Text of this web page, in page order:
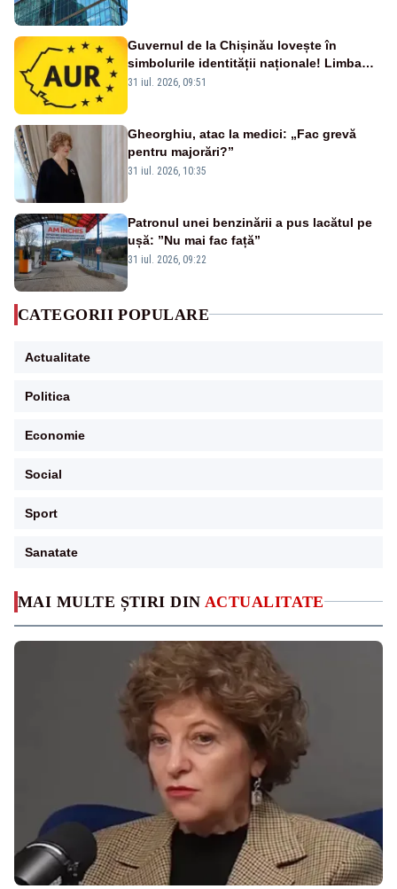
MAI MULTE ȘTIRI DIN ACTUALITATE
Guvernul de la Chișinău lovește în
simbolurile identității naționale! Limba
română nu se economisește! Limba
31 iul. 2026, 09:51
Gheorghiu, atac la medici: „Fac grevă
pentru majorări?”
31 iul. 2026, 10:35
Patronul unei benzinării a pus lacătul pe
ușă: ”Nu mai fac față”
31 iul. 2026, 09:22
CATEGORII POPULARE
Actualitate
Politica
Economie
Social
Sport
Sanatate